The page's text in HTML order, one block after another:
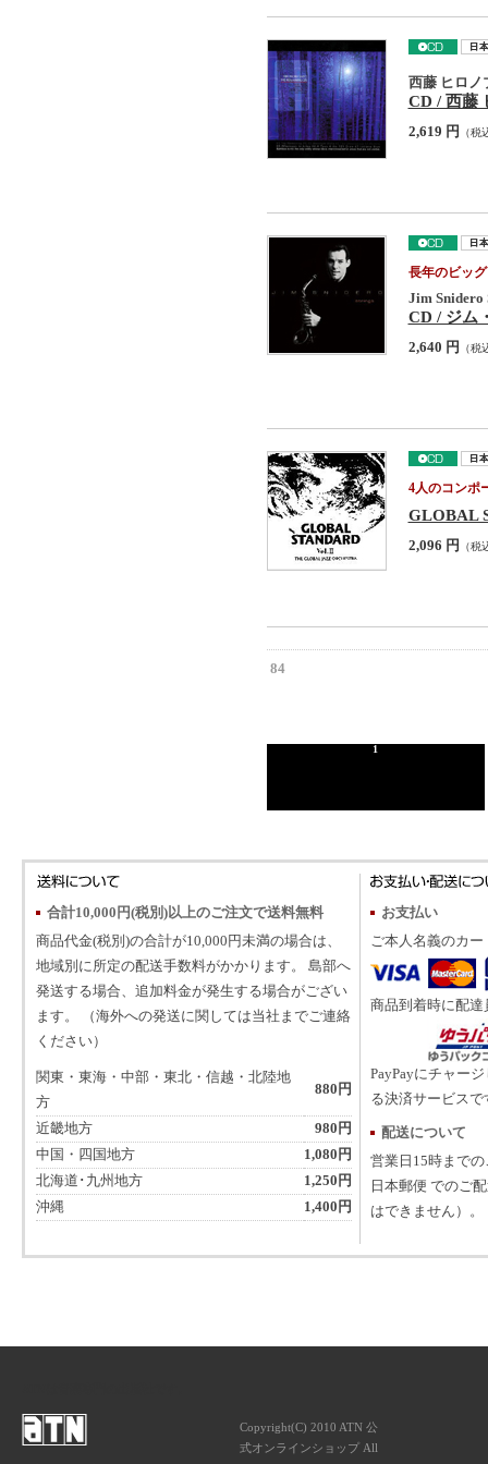
西藤 ヒロノ
CD / 西藤
2,619 円 （税
長年のビッ
Jim Snidero
CD / ジム
2,640 円 （税
4人のコンポ
GLOBAL
2,096 円 （税
84
1
合計10,000円(税別)以上のご注文で送料無料
商品代金(税別)の合計が10,000円未満の場合は、
地域別に所定の配送手数料がかかります。 島部へ
発送する場合、追加料金が発生する場合がござい
ます。 （海外への発送に関しては当社までご連絡
ください）
関東・東海・中部・東北・信越・北陸地
方
880円
近畿地方
980円
中国・四国地方
1,080円
北海道･九州地方
1,250円
沖縄
1,400円
お支払い
ご本人名義のカ
商品到着時に配
PayPayにチャー
る決済サービスで
配送について
営業日15時まで
日本郵便 でのご
はできません）。
Copyright(C) 2010 ATN 公
式オンラインショップ All